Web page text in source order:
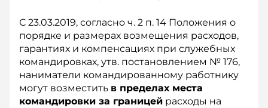
С 23.03.2019, согласно ч. 2 п. 14 Положения о
порядке и размерах возмещения расходов,
гарантиях и компенсациях при служебных
командировках, утв. постановлением № 176,
наниматели командированному работнику
могут возместить в пределах места
командировки за границей расходы на